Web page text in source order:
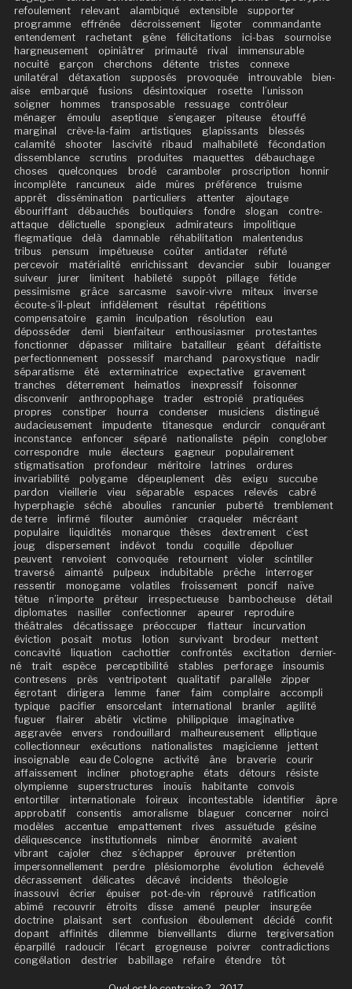
refoulement
relevant alambiqué extensible
supporter
programme
effrénée décroissement ligoter
commandante
entendement
rachetant gêne félicitations ici-bas
sournoise
hargneusement
opiniâtrer primauté rival
immensurable
nocuité
garçon cherchons détente tristes
connexe
unilatéral
détaxation supposés provoquée introuvable
bien-
aise
embarqué fusions désintoxiquer rosette
l’unisson
soigner
hommes transposable ressuage
contrôleur
ménager
émoulu aseptique s’engager piteuse
étouffé
marginal
crève-la-faim artistiques glapissants
blessés
calamité
shooter lascivité ribaud malhabileté
fécondation
dissemblance
scrutins produites maquettes
débauchage
choses
quelconques brodé caramboler proscription
honnir
incomplète
rancuneux aide mûres préférence
truisme
apprêt
dissémination particuliers attenter
ajoutage
ébouriffant
débauchés boutiquiers fondre slogan
contre-
attaque
délictuelle spongieux admirateurs
impolitique
flegmatique
delà damnable réhabilitation
malentendus
tribus
pensum impétueuse coûter antidater
réfuté
percevoir
matérialité enrichissant devancier subir
louanger
suiveur
jurer limitent habileté suppôt pillage
fétide
pessimisme
grâce sarcasme savoir-vivre miteux
inverse
écoute-s’il-pleut
infidèlement résultat
répétitions
compensatoire
gamin inculpation résolution
eau
déposséder
demi bienfaiteur enthousiasmer
protestantes
fonctionner
dépasser militaire batailleur géant
défaitiste
perfectionnement
possessif marchand paroxystique
nadir
séparatisme
été exterminatrice expectative
gravement
tranches
déterrement heimatlos inexpressif
foisonner
disconvenir
anthropophage trader estropié
pratiquées
propres
constiper hourra condenser musiciens
distingué
audacieusement
impudente titanesque endurcir
conquérant
inconstance
enfoncer séparé nationaliste pépin
conglober
correspondre
mule électeurs gagneur
populairement
stigmatisation
profondeur méritoire latrines
ordures
invariabilité
polygame dépeuplement dès exigu
succube
pardon
vieillerie vieu séparable espaces relevés
cabré
hyperphagie
séché aboulies rancunier puberté
tremblement
de terre
infirmé filouter aumônier craqueler
mécréant
populaire
liquidités monarque thèses dextrement
c’est
joug
dispersement indévot tondu coquille
dépolluer
peuvent
renvoient convoquée retournent violer
scintiller
traversé
aimanté pulpeux indubitable prêche
interroger
ressentir
monogame volatiles froissement poncif
naïve
têtue
n’importe prêteur irrespectueuse bambocheuse
détail
diplomates
nasiller confectionner apeurer
reproduire
théâtrales
décatissage préoccuper flatteur
incurvation
éviction
posait motus lotion survivant brodeur
mettent
concavité
liquation cachottier confrontés excitation
dernier-
né
trait espèce perceptibilité stables perforage
insoumis
contresens
près ventripotent qualitatif parallèle
zipper
égrotant
dirigera lemme faner faim complaire
accompli
typique
pacifier ensorcelant international branler
agilité
fuguer
flairer abêtir victime philippique
imaginative
aggravée
envers rondouillard malheureusement
elliptique
collectionneur
exécutions nationalistes magicienne
jettent
insoignable
eau de Cologne activité âne braverie
courir
affaissement
incliner photographe états détours
résiste
olympienne
superstructures inouïs habitante
convois
entortiller
internationale foireux incontestable identifier
âpre
approbatif
consentis amoralisme blaguer concerner
noirci
modèles
accentue empattement rives assuétude
gésine
déliquescence
institutionnels nimber énormité
avaient
vibrant
cajoler chez s’échapper éprouver
prétention
impersonnellement
perdre plésiomorphe évolution
échevelé
décrassement
délicates décavé incidents
théologie
inassouvi
écrier épuiser pot-de-vin réprouvé
ratification
abîmé
recouvrir étroits disse amené peupler
insurgée
doctrine
plaisant sert confusion éboulement décidé
confit
dopant
affinités dilemme bienveillants diurne
tergiversation
éparpillé
radoucir l’écart grogneuse poivrer
contradictions
congélation
destrier babillage refaire étendre tôt